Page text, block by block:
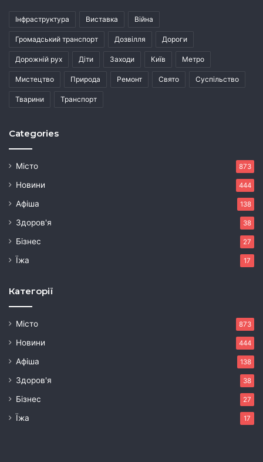
Інфраструктура Виставка Війна
Громадський транспорт Дозвілля Дороги
Дорожній рух Діти Заходи Київ Метро
Мистецтво Природа Ремонт Свято Суспільство
Тварини Транспорт
Categories
Місто 873
Новини 444
Афіша 138
Здоров'я 38
Бізнес 27
Їжа 17
Категорії
Місто 873
Новини 444
Афіша 138
Здоров'я 38
Бізнес 27
Їжа 17